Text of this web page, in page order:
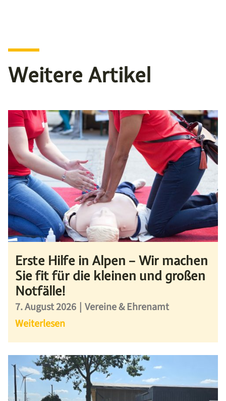
Weitere Artikel
Erste Hilfe in Alpen – Wir machen
Sie fit für die kleinen und großen
Notfälle!
7. August 2026 | Vereine & Ehrenamt
Weiterlesen